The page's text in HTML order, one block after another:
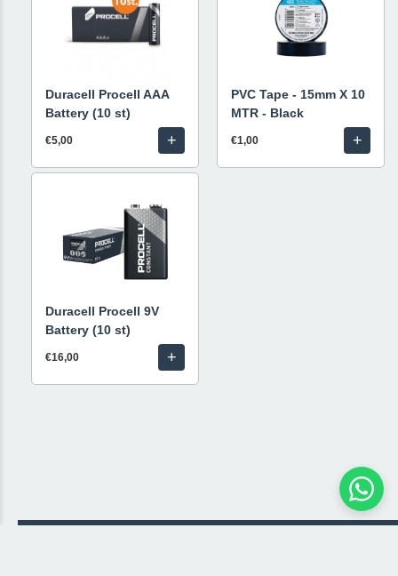
Duracell Procell AAA
Battery (10 st)
€5,00 +
PVC Tape - 15mm X 10
MTR - Black
€1,00 +
Duracell Procell 9V
Battery (10 st)
€16,00 +